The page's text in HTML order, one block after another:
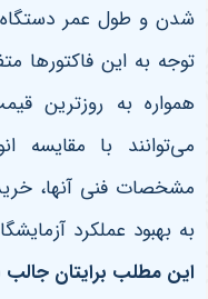
شدن و طول عمر
توجه به این فاکتورها
همواره به روزترین
می‌توانند با مقایسه
مشخصات فنی آنها،
به بهبود عملکرد
این مطلب برایتان جالب